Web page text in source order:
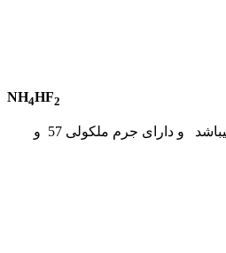
NH4HF2
این ماده از واکنش آمونیاک و اسید فلوئریدریک به دست می آید و دارای کریستال های سفید رنگ و برفی شکل میباشدنام دیگر این ماده آمونیوم هیدروژن فلوراید میباشد و دارای جرم ملکولی 57 و